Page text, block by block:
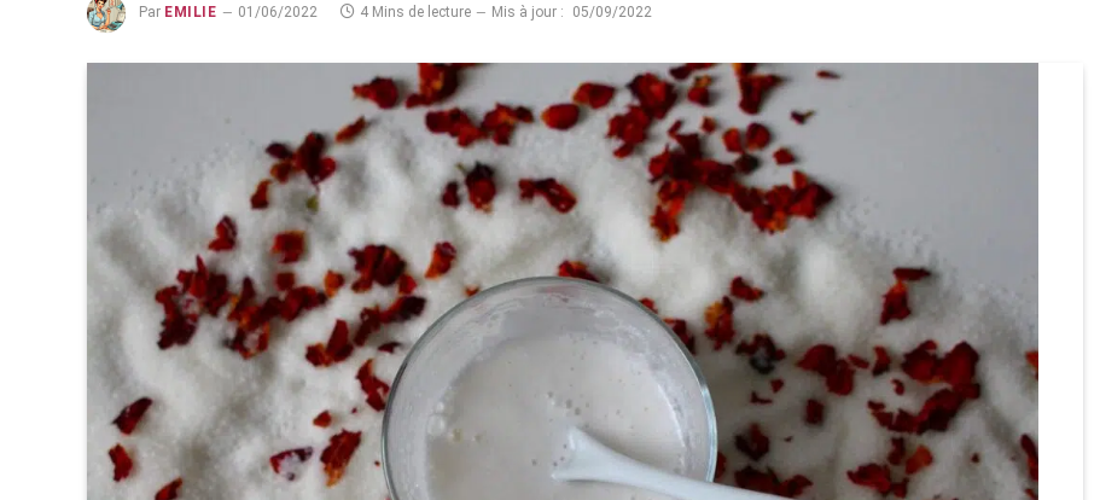
Par EMILIE 01/06/2022 4 Mins de lecture Mis à jour : 05/09/2022